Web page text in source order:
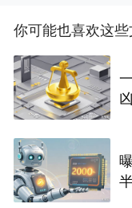
你可能也喜欢这